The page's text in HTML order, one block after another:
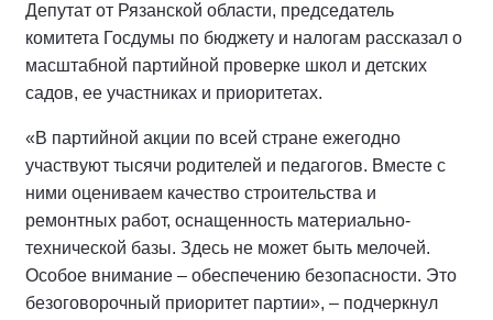
Депутат от Рязанской области, председатель
комитета Госдумы по бюджету и налогам рассказал о
масштабной партийной проверке школ и детских
садов, ее участниках и приоритетах.
«В партийной акции по всей стране ежегодно
участвуют тысячи родителей и педагогов. Вместе с
ними оцениваем качество строительства и
ремонтных работ, оснащенность материально-
технической базы. Здесь не может быть мелочей.
Особое внимание – обеспечению безопасности. Это
безоговорочный приоритет партии», – подчеркнул